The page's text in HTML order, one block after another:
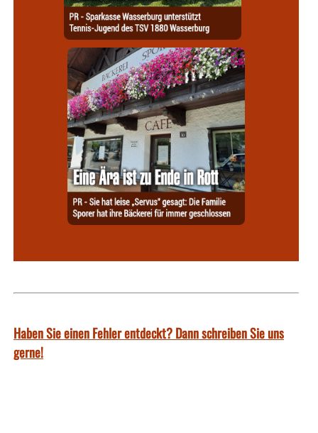
Haben Sie einen Fehler entdeckt? Dann schreiben Sie uns
gerne!